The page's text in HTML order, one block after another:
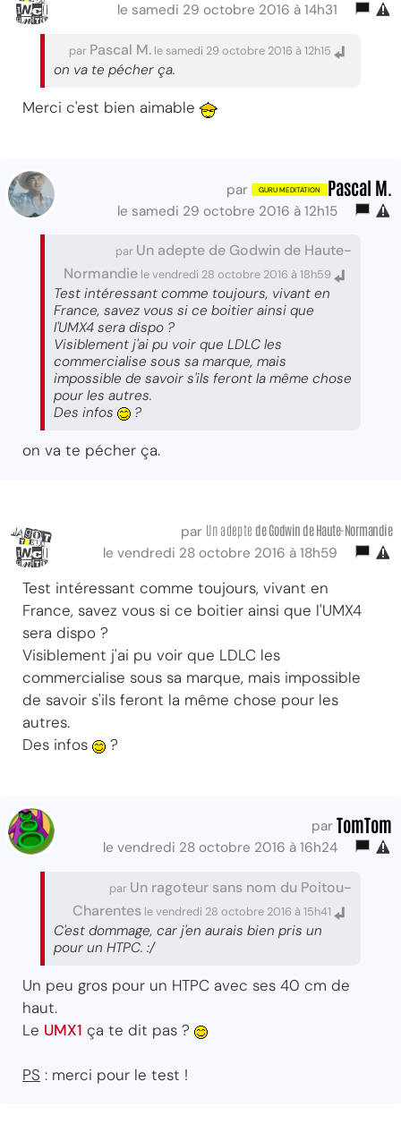
le samedi 29 octobre 2016 à 14h31
par Pascal M. le samedi 29 octobre 2016 à 12h15
on va te pécher ça.
Merci c'est bien aimable
par Pascal M.
le samedi 29 octobre 2016 à 12h15
par Un adepte de Godwin de Haute-
Normandie le vendredi 28 octobre 2016 à 18h59
Test intéressant comme toujours, vivant en
France, savez vous si ce boitier ainsi que
l'UMX4 sera dispo ?
Visiblement j'ai pu voir que LDLC les
commercialise sous sa marque, mais
impossible de savoir s'ils feront la même chose
pour les autres.
Des infos
?
on va te pécher ça.
par Un adepte de Godwin de Haute-Normandie
le vendredi 28 octobre 2016 à 18h59
Test intéressant comme toujours, vivant en
France, savez vous si ce boitier ainsi que l'UMX4
sera dispo ?
Visiblement j'ai pu voir que LDLC les
commercialise sous sa marque, mais impossible
de savoir s'ils feront la même chose pour les
autres.
Des infos
?
par TomTom
le vendredi 28 octobre 2016 à 16h24
par Un ragoteur sans nom du Poitou-
Charentes le vendredi 28 octobre 2016 à 15h41
C'est dommage, car j'en aurais bien pris un
pour un HTPC. :/
Un peu gros pour un HTPC avec ses 40 cm de
haut.
Le UMX1 ça te dit pas ?
PS : merci pour le test !